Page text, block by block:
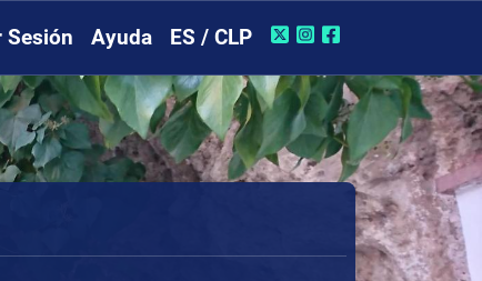
Sesión Ayuda ES / CLP